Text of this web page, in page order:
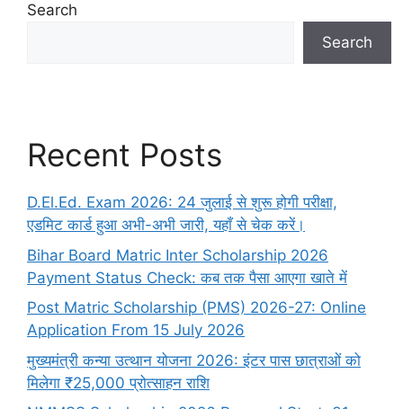
Search
Search
Recent Posts
D.El.Ed. Exam 2026: 24 जुलाई से शुरू होगी परीक्षा,
एडमिट कार्ड हुआ अभी-अभी जारी, यहाँ से चेक करें।
Bihar Board Matric Inter Scholarship 2026
Payment Status Check: कब तक पैसा आएगा खाते में
Post Matric Scholarship (PMS) 2026-27: Online
Application From 15 July 2026
मुख्यमंत्री कन्या उत्थान योजना 2026: इंटर पास छात्राओं को
मिलेगा ₹25,000 प्रोत्साहन राशि